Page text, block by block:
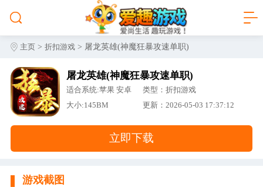
主页 >折扣游戏 > 屠龙英雄(神魔狂暴攻速单职)
屠龙英雄(神魔狂暴攻速单职)
适合系统:苹果 安卓
类型：折扣游戏
大小:145BM
更新：2026-05-03 17:37:12
立即下载
游戏截图